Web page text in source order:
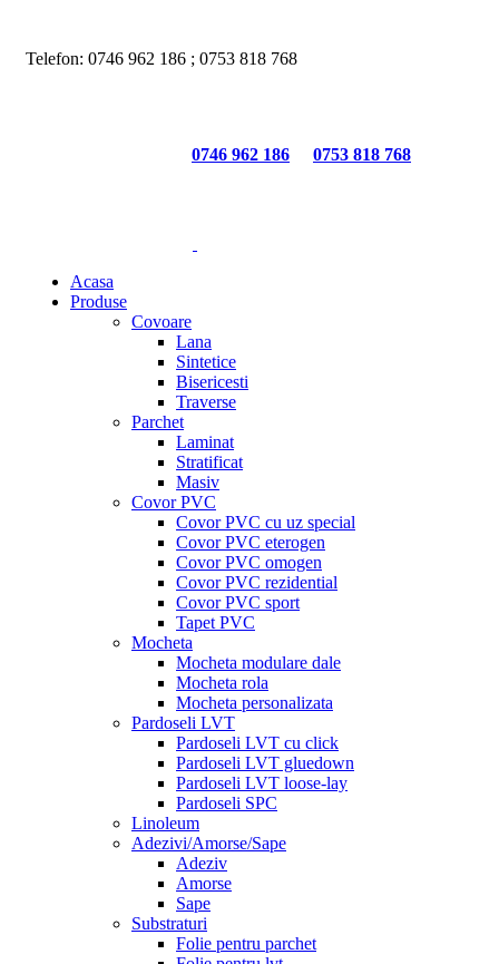
Telefon: 0746 962 186 ; 0753 818 768
0746 962 186 0753 818 768
Acasa
Produse
Covoare
Lana
Sintetice
Bisericesti
Traverse
Parchet
Laminat
Stratificat
Masiv
Covor PVC
Covor PVC cu uz special
Covor PVC eterogen
Covor PVC omogen
Covor PVC rezidential
Covor PVC sport
Tapet PVC
Mocheta
Mocheta modulare dale
Mocheta rola
Mocheta personalizata
Pardoseli LVT
Pardoseli LVT cu click
Pardoseli LVT gluedown
Pardoseli LVT loose-lay
Pardoseli SPC
Linoleum
Adezivi/Amorse/Sape
Adeziv
Amorse
Sape
Substraturi
Folie pentru parchet